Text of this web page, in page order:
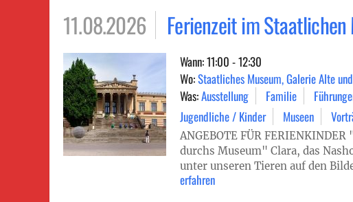
11.08.2026 Ferienzeit im Staatlichen
Wann: 11:00 - 12:30
Wo:Staatliches Museum, Galerie Alte
Was:Ausstellung Familie
Jugendliche / Kinder
Museen
ANGEBOTE FÜR
durchs Museum" Clara, das
unter unseren Tieren auf den
erfahren